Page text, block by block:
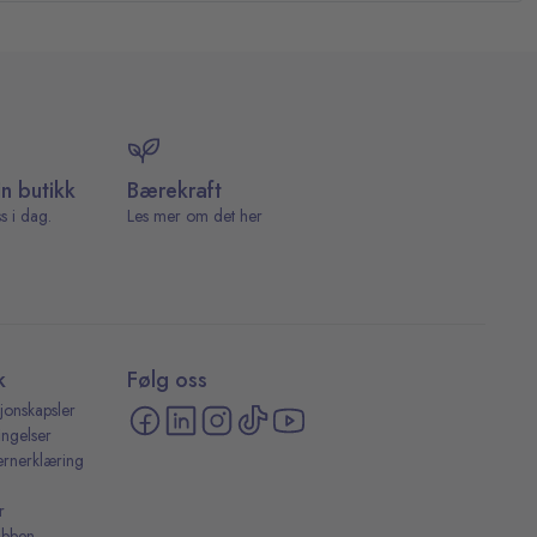
butikk
i dag.
Bærekraft
Les mer om det her
Følg oss